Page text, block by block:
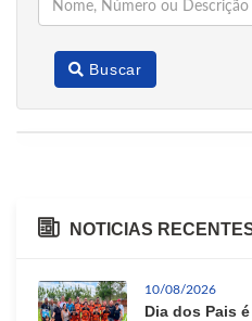
Buscar
NOTICIAS
10/08/2026
Dia dos Pais